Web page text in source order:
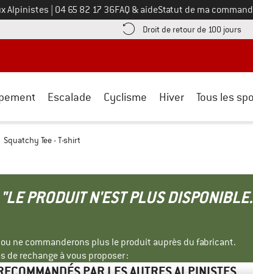
Alpinistes Appelez-nous au
04 65 82 17 36FAQ & aideStatut de ma
de paiement ici ! Ouvre une boîte d'information
Droit de retour de 100 jours
Escalade Cyclisme Hiver Tous les
Squatchy Tee - T-shirt
"LE PRODUIT N'EST PLUS
ne commanderons plus le produit auprès du fabricant.
rechange à vous proposer :